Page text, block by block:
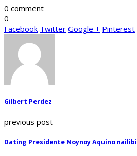
0 comment
0
Facebook Twitter Google + Pinterest
Gilbert Perdez
previous post
Dating Presidente Noynoy Aquino